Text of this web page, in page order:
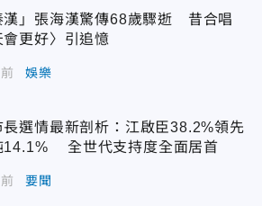
漢」張海漢驚傳68歲驟逝 昔合唱
會更好〉引追憶
娛樂
長選情最新剖析：江啟臣38.2%領先
14.1% 全世代支持度全面居首
要聞